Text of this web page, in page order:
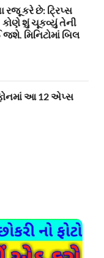
રજૂ કરે છે: ટ્રિપ્સ
કોણે શું ચૂકવ્યું તેની
મિનિટોમાં બિલ
ફોનમાં આ 12 એપ્સ